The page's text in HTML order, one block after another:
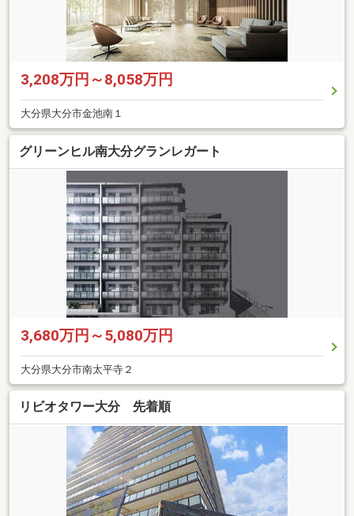
3,208万円～8,058万円
大分県大分市金池南１
グリーンヒル南大分グランレガート
3,680万円～5,080万円
大分県大分市南太平寺２
リビオタワー大分 先着順